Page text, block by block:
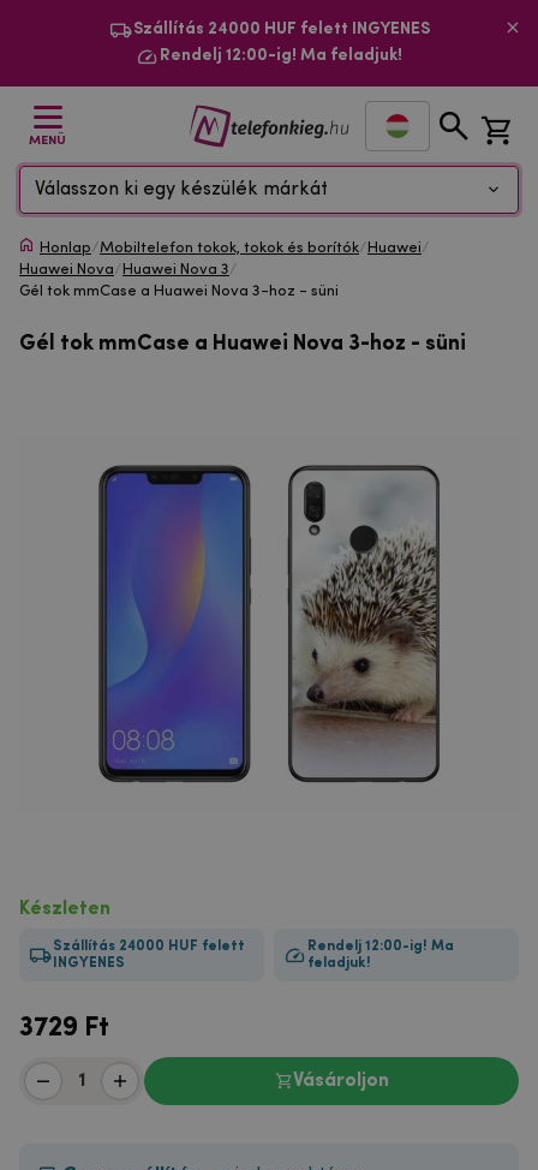
Szállítás 24000 HUF felett INGYENES
Rendelj 12:00-ig! Ma feladjuk!
MENÜ
Válasszon ki egy készülék márkát
Honlap/Mobiltelefon tokok, tokok és borítók/ Huawei/
Huawei Nova/ Huawei Nova 3/
Gél tok mmCase a Huawei Nova 3-hoz - süni
Gél tok mmCase a Huawei Nova 3-hoz - süni
Készleten
Szállítás 24000 HUF felett
INGYENES
Rendelj 12:00-ig! Ma
feladjuk!
3729 Ft
Vásároljon